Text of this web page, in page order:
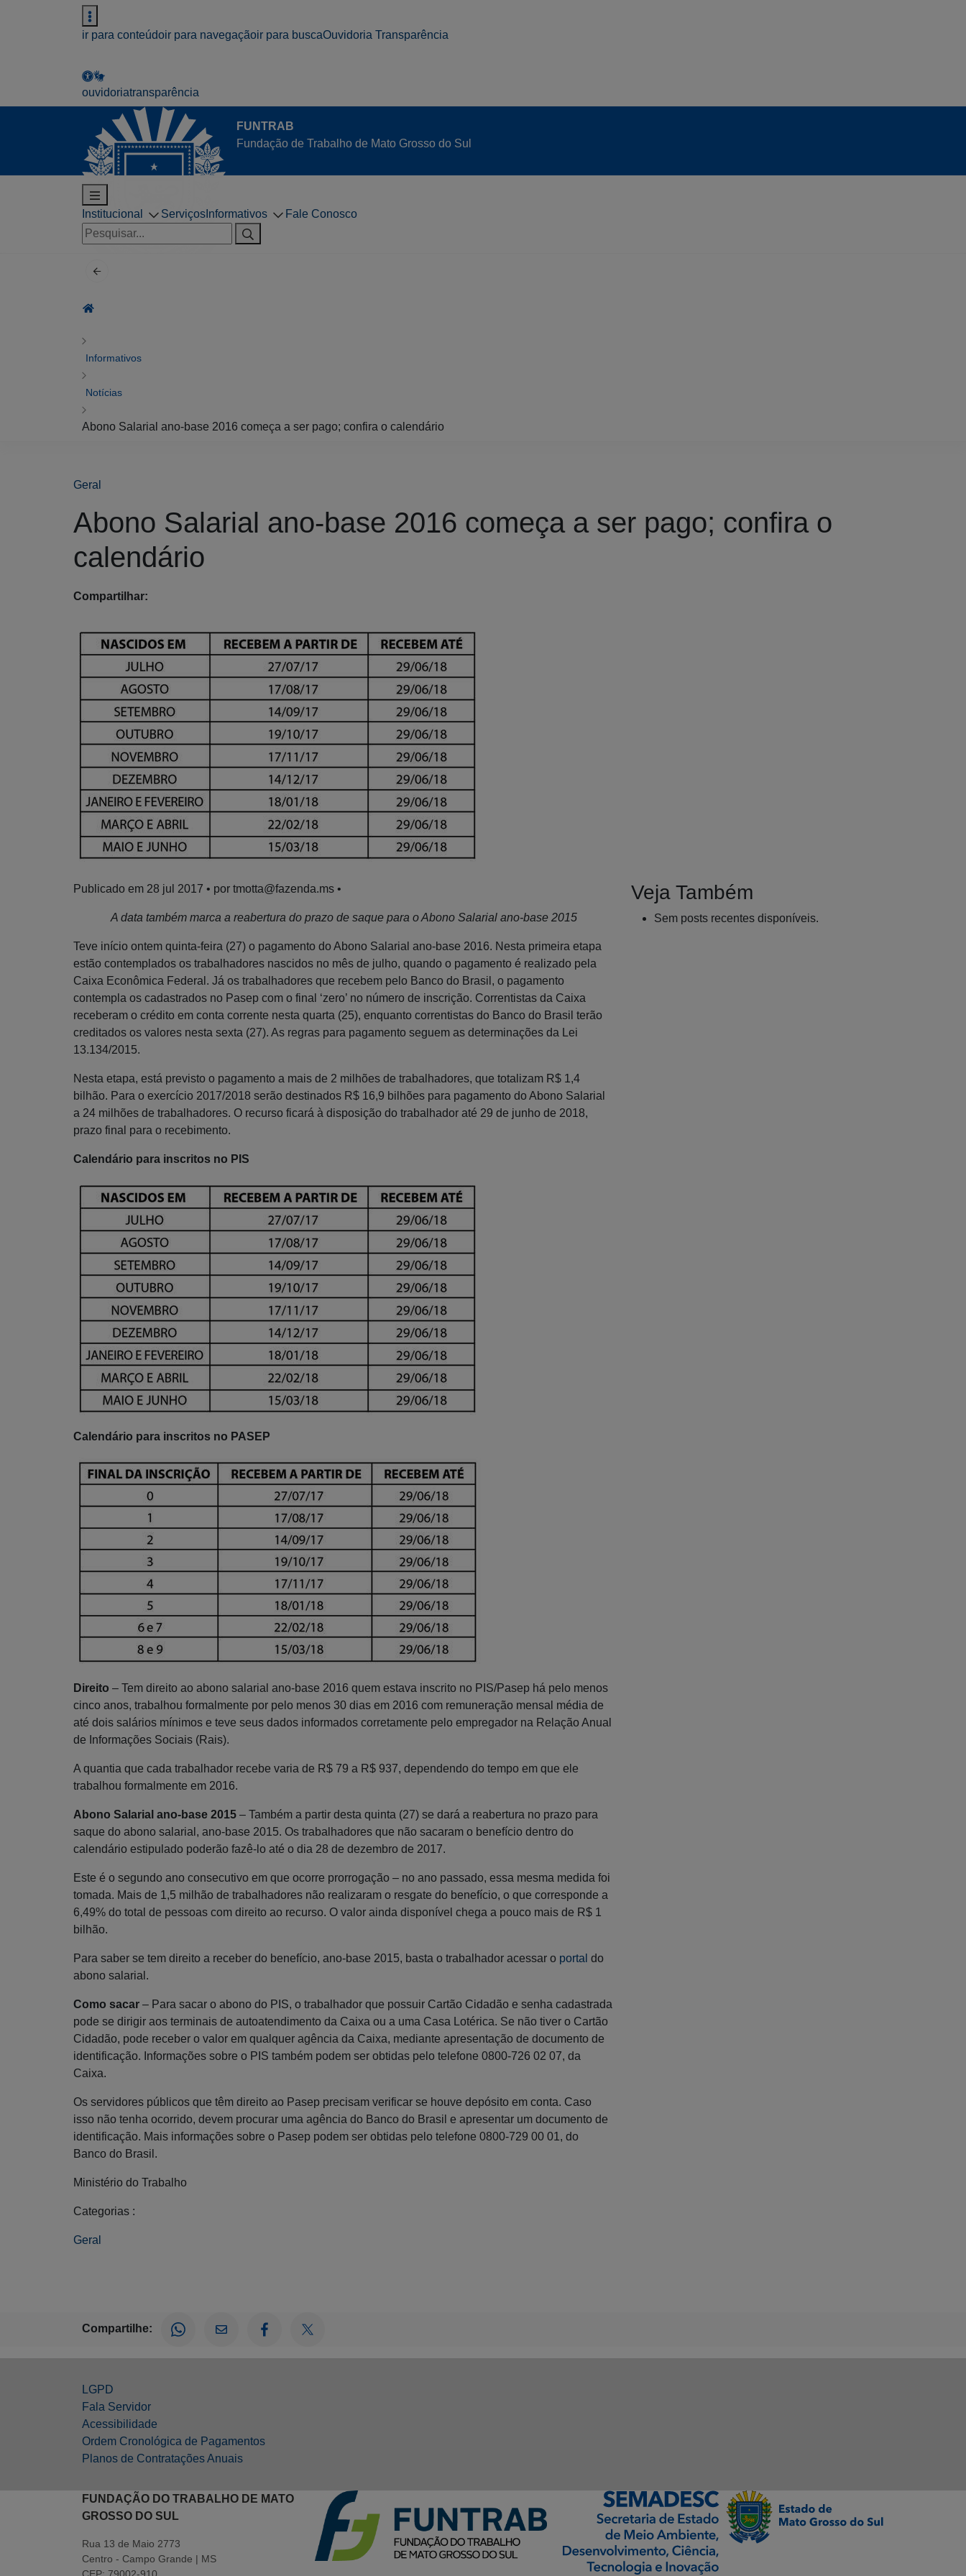
ir para conteúdoir para navegaçãoir para buscaOuvidoria Transparência
ouvidoriatransparência
FUNTRAB
Fundação de Trabalho de Mato Grosso do Sul
Institucional Serviços Informativos
Fale Conosco
Pesquisar
por:
Informativos
Notícias
Abono Salarial ano-base 2016 começa a ser pago; confira o calendário
Geral
Abono Salarial ano-base 2016 começa a ser pago; confira o
calendário
Compartilhar:
Publicado em 28 jul 2017 • por tmotta@fazenda.ms •
A data também marca a reabertura do prazo de saque para o Abono Salarial ano-base 2015
Teve início ontem quinta-feira (27) o pagamento do Abono Salarial ano-base 2016. Nesta primeira etapa
estão contemplados os trabalhadores nascidos no mês de julho, quando o pagamento é realizado pela
Caixa Econômica Federal. Já os trabalhadores que recebem pelo Banco do Brasil, o pagamento
contempla os cadastrados no Pasep com o final ‘zero’ no número de inscrição. Correntistas da Caixa
receberam o crédito em conta corrente nesta quarta (25), enquanto correntistas do Banco do Brasil terão
creditados os valores nesta sexta (27). As regras para pagamento seguem as determinações da Lei
13.134/2015.
Nesta etapa, está previsto o pagamento a mais de 2 milhões de trabalhadores, que totalizam R$ 1,4
bilhão. Para o exercício 2017/2018 serão destinados R$ 16,9 bilhões para pagamento do Abono Salarial
a 24 milhões de trabalhadores. O recurso ficará à disposição do trabalhador até 29 de junho de 2018,
prazo final para o recebimento.
Calendário para inscritos no PIS
Calendário para inscritos no PASEP
Direito – Tem direito ao abono salarial ano-base 2016 quem estava inscrito no PIS/Pasep há pelo menos
cinco anos, trabalhou formalmente por pelo menos 30 dias em 2016 com remuneração mensal média de
até dois salários mínimos e teve seus dados informados corretamente pelo empregador na Relação Anual
de Informações Sociais (Rais).
A quantia que cada trabalhador recebe varia de R$ 79 a R$ 937, dependendo do tempo em que ele
trabalhou formalmente em 2016.
Abono Salarial ano-base 2015 – Também a partir desta quinta (27) se dará a reabertura no prazo para
saque do abono salarial, ano-base 2015. Os trabalhadores que não sacaram o benefício dentro do
calendário estipulado poderão fazê-lo até o dia 28 de dezembro de 2017.
Este é o segundo ano consecutivo em que ocorre prorrogação – no ano passado, essa mesma medida foi
tomada. Mais de 1,5 milhão de trabalhadores não realizaram o resgate do benefício, o que corresponde a
6,49% do total de pessoas com direito ao recurso. O valor ainda disponível chega a pouco mais de R$ 1
bilhão.
Para saber se tem direito a receber do benefício, ano-base 2015, basta o trabalhador acessar o portal do
abono salarial.
Como sacar – Para sacar o abono do PIS, o trabalhador que possuir Cartão Cidadão e senha cadastrada
pode se dirigir aos terminais de autoatendimento da Caixa ou a uma Casa Lotérica. Se não tiver o Cartão
Cidadão, pode receber o valor em qualquer agência da Caixa, mediante apresentação de documento de
identificação. Informações sobre o PIS também podem ser obtidas pelo telefone 0800-726 02 07, da
Caixa.
Os servidores públicos que têm direito ao Pasep precisam verificar se houve depósito em conta. Caso
isso não tenha ocorrido, devem procurar uma agência do Banco do Brasil e apresentar um documento de
identificação. Mais informações sobre o Pasep podem ser obtidas pelo telefone 0800-729 00 01, do
Banco do Brasil.
Ministério do Trabalho
Categorias :
Geral
Veja Também
Sem posts recentes disponíveis.
Compartilhe:
LGPD
Fala Servidor
Acessibilidade
Ordem Cronológica de Pagamentos
Planos de Contratações Anuais
FUNDAÇÃO DO TRABALHO DE MATO
GROSSO DO SUL
Rua 13 de Maio 2773
Centro - Campo Grande | MS